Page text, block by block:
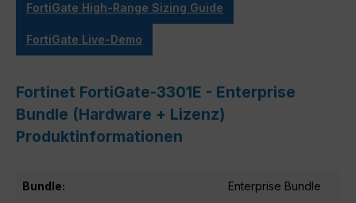
FortiGate High-Range Sizing Guide
FortiGate Live-Demo
Fortinet FortiGate-3301E - Enterprise
Bundle (Hardware + Lizenz)
Produktinformationen
Bundle: Enterprise Bundle